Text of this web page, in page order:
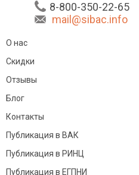
8-800-350-22-65
mail@sibac.info
О нас
Скидки
Отзывы
Блог
Контакты
Публикация в ВАК
Публикация в РИНЦ
Публикация в ЕГПНИ